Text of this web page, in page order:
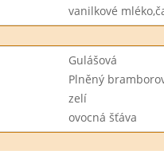
vanilkové
Gulášová
Plněný
zelí
ovocná šťáva